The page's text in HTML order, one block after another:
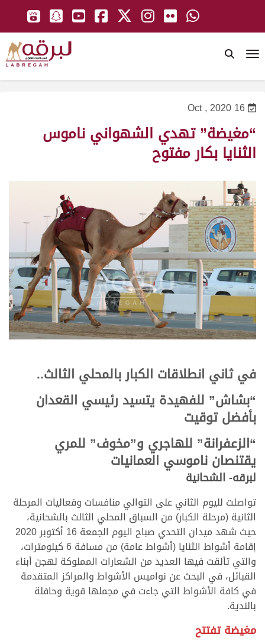
16 Oct , 2020
“مغيضة” تهدي الشهواني ناموس
الثنايا بكار مفتوح
في ثاني انطلاقات الكبار بالمحلي الثالث..
“بشاش” للفهيدة يتسيد رئيسي القعدان
بأفضل توقيت
“الزعفرانة” للهاجري و”مخوف” للمري
يقتنصان ناموسي العمانيات
لبرقه- الشحانية
تواصلت لليوم الثاني على التوالي منافسات وفعاليات المرحلة
الثانية (مرحلة الكبار) من السباق المحلي الثالث بالشحانية،
حيث شهد ميدان التحدي صباح اليوم الجمعة 16 أكتوبر 2020
إقامة أشواط الثنايا (أشواط عامة) من مسافة 6 كيلومترات،
والتي تألقت فيها العديد من الشعارات المملوكة لهجن أبناء
القبائل، في البحث عن نواميس الأشواط والمراكز المتقدمة
في كافة الأشواط التي جاءت في مجملها قوية وحافلة
بالندية.
مغيضة تفتتح